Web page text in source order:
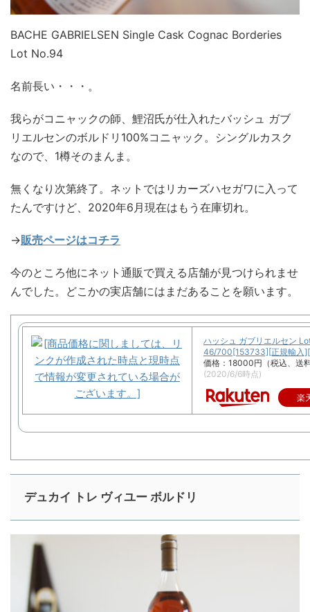
BACHE GABRIELSEN Single Cask Cognac Borderies
Lot No.94
名前長い・・・。
我らがコニャックの師、鯉沼氏が仕入れたバッシュ ガブ
リエルセンのボルドリ100%コニャック。シングルカスク
なので、1樽そのまんま。
無くなり次第終了。ネットではリカーズハセガワに入って
たんですけど、2020年6月現在はもう在庫切れ。
→販売ページはコチラ
今のところ他にネット通販で買える店舗が見つけられませ
んでした。どこかの実店舗にはまだあることを願います。
ハッシュ ガブリエルセン
46/700[153733][正規輸入
価格：18000円（税込、送
(2020/6/6時点)
楽
デュカイ トレ ヴィユー ボルドリ